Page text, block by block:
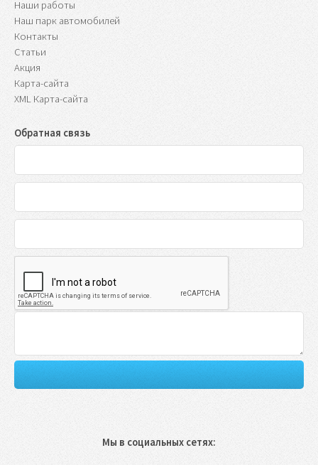
Наши работы
Наш парк автомобилей
Контакты
Статьи
Акция
Карта-сайта
XML Карта-сайта
Обратная связь
Мы в социальных сетях: